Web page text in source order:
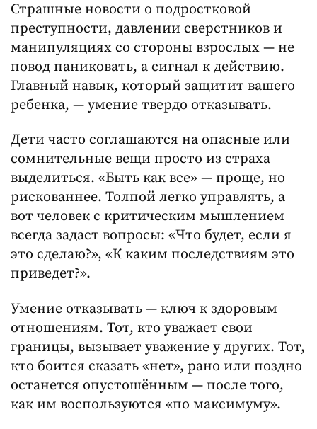
Страшные новости о подростковой
преступности, давлении сверстников и
манипуляциях со стороны взрослых — не
повод паниковать, а сигнал к действию.
Главный навык, который защитит вашего
ребенка, — умение твердо отказывать.
Дети часто соглашаются на опасные или
сомнительные вещи просто из страха
выделиться. «Быть как все» — проще, но
рискованнее. Толпой легко управлять, а
вот человек с критическим мышлением
всегда задаст вопросы: «Что будет, если я
это сделаю?», «К каким последствиям это
приведет?».
Умение отказывать — ключ к здоровым
отношениям. Тот, кто уважает свои
границы, вызывает уважение у других. Тот,
кто боится сказать «нет», рано или поздно
останется опустошённым — после того,
как им воспользуются «по максимуму».